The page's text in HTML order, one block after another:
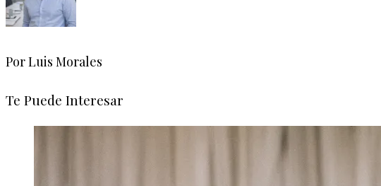
Por Luis Morales
Te Puede Interesar